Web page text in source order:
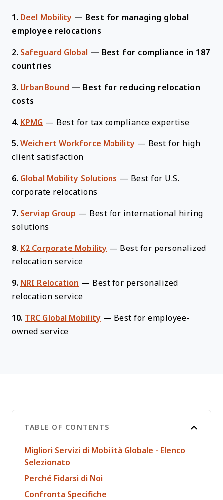
1. Deel Mobility — Best for managing global
employee relocations
2. Safeguard Global — Best for compliance in 187
countries
3. UrbanBound — Best for reducing relocation
costs
4. KPMG — Best for tax compliance expertise
5. Weichert Workforce Mobility — Best for high
client satisfaction
6. Global Mobility Solutions — Best for U.S.
corporate relocations
7. Serviap Group — Best for international hiring
solutions
8. K2 Corporate Mobility — Best for personalized
relocation service
9. NRI Relocation — Best for personalized
relocation service
10. TRC Global Mobility — Best for employee-
owned service
TABLE OF CONTENTS
Migliori Servizi di Mobilità Globale - Elenco
Selezionato
Perché Fidarsi di Noi
Confronta Specifiche